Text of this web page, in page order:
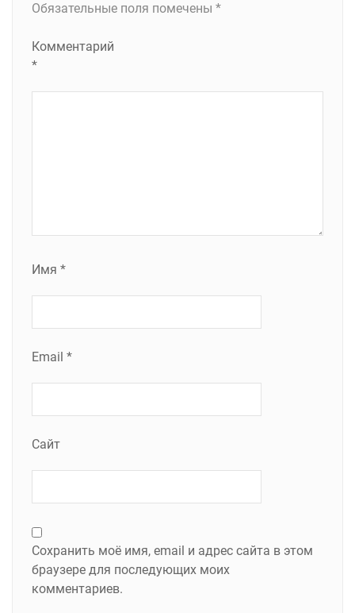
Обязательные поля помечены *
Комментарий
*
Имя *
Email *
Сайт
Сохранить моё имя, email и адрес сайта в этом
браузере для последующих моих
комментариев.